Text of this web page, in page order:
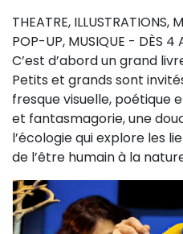
(Portraits, actions,
Sur l’étagère
(Documents, études,
THEATRE, ILLUSTRATIONS,
POP-UP, MUSIQUE - DÈS 4
C’est d’abord un grand
Petits et grands sont
fresque visuelle, poétique
et fantasmagorie, une
l’écologie qui explore les
de l’être humain à la